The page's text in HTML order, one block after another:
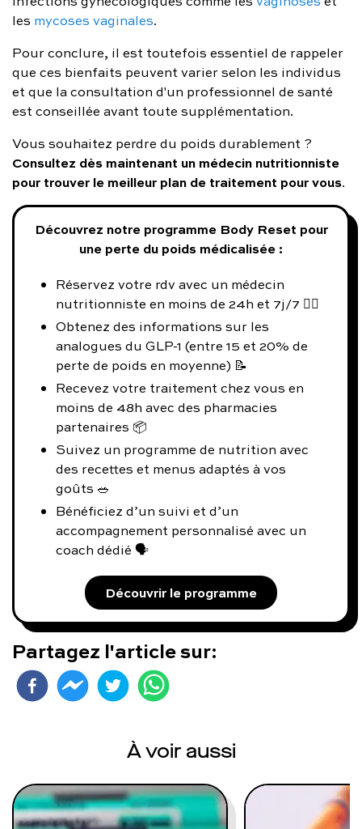
les mycoses vaginales.
Pour conclure, il est toutefois essentiel de rappeler
que ces bienfaits peuvent varier selon les individus
et que la consultation d'un professionnel de santé
est conseillée avant toute supplémentation.
Vous souhaitez perdre du poids durablement ?
Consultez dès maintenant un médecin nutritionniste
pour trouver le meilleur plan de traitement pour vous.
Découvrez notre programme Body Reset pour
une perte du poids médicalisée :
Réservez votre rdv avec un médecin
nutritionniste en moins de 24h et 7j/7 👨‍⚕️
Obtenez des informations sur les
analogues du GLP-1 (entre 15 et 20% de
perte de poids en moyenne) 📝
Recevez votre traitement chez vous en
moins de 48h avec des pharmacies
partenaires 📦
Suivez un programme de nutrition avec
des recettes et menus adaptés à vos
goûts 🥗
Bénéficiez d’un suivi et d’un
accompagnement personnalisé avec un
coach dédié 🗣️
Découvrir le programme
Partagez l'article sur:
À voir aussi